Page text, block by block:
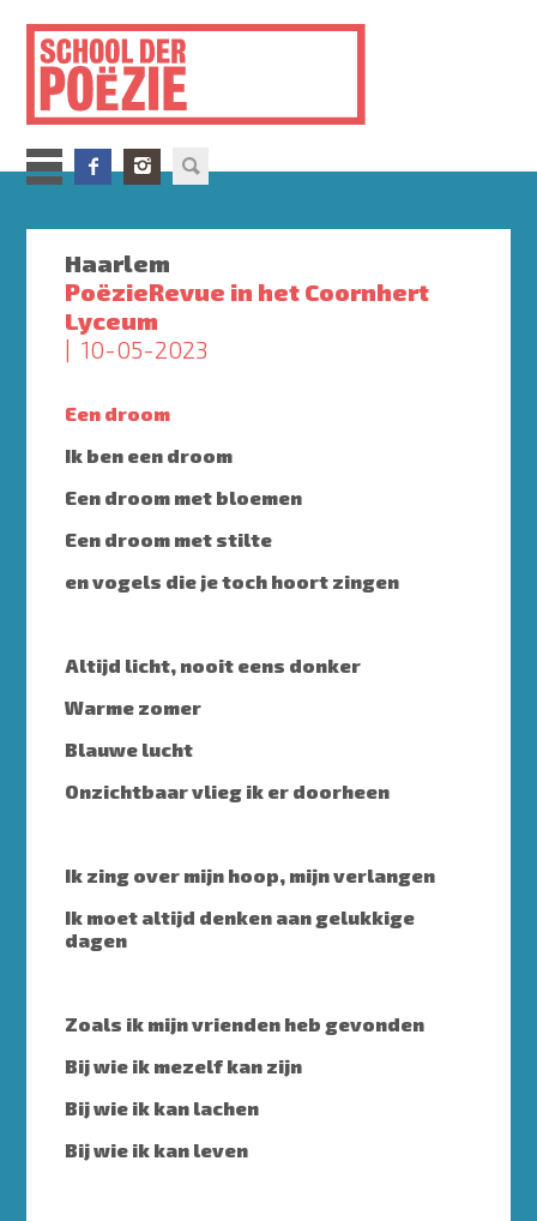
inhoud
gaan
Haarlem
PoëzieRevue in het Coornhert
Lyceum
10-05-2023
Een droom
Ik ben een droom
Een droom met bloemen
Een droom met stilte
en vogels die je toch hoort zingen
Altijd licht, nooit eens donker
Warme zomer
Blauwe lucht
Onzichtbaar vlieg ik er doorheen
Ik zing over mijn hoop, mijn verlangen
Ik moet altijd denken aan gelukkige
dagen
Zoals ik mijn vrienden heb gevonden
Bij wie ik mezelf kan zijn
Bij wie ik kan lachen
Bij wie ik kan leven